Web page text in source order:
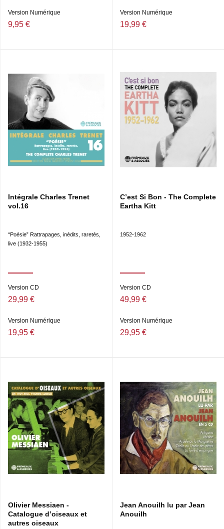
Version Numérique
9,95 €
Version Numérique
19,99 €
Intégrale Charles Trenet
vol.16
“Poésie” Rattrapages, inédits, raretés,
live (1932-1955)
Version CD
29,99 €
Version Numérique
19,95 €
C’est Si Bon - The Complete
Eartha Kitt
1952-1962
Version CD
49,99 €
Version Numérique
29,95 €
Olivier Messiaen -
Catalogue d’oiseaux et
autres oiseaux
Jean Anouilh lu par Jean
Anouilh